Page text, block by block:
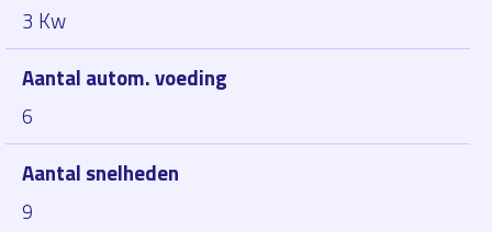
3 Kw
Aantal autom. voeding
6
Aantal snelheden
9